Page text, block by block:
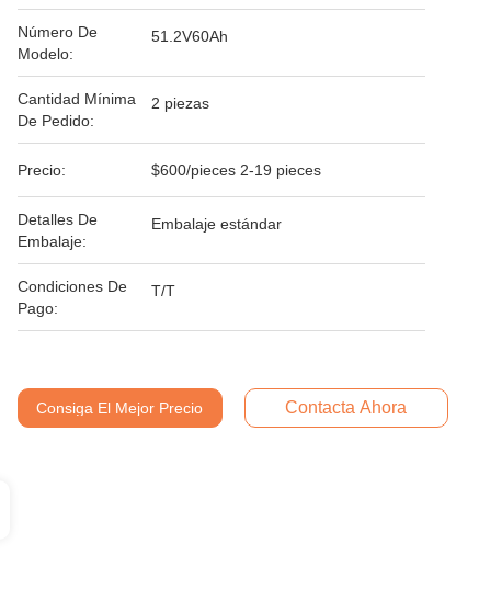
Número De
Modelo:
51.2V60Ah
Cantidad Mínima
De Pedido:
2 piezas
Precio: $600/pieces 2-19 pieces
Detalles De
Embalaje:
Embalaje estándar
Condiciones De
Pago:
T/T
Consiga El Mejor Precio Contacta Ahora